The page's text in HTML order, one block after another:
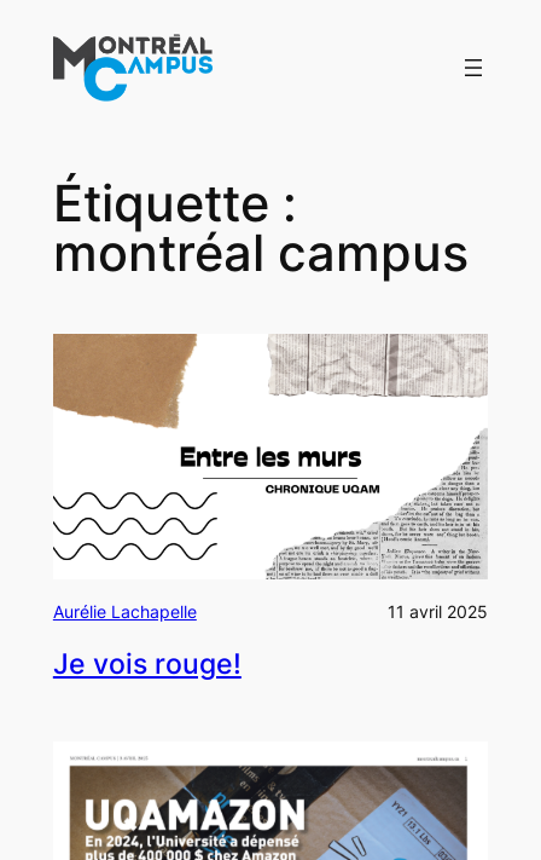
contenu
Étiquette :
montréal campus
Aurélie Lachapelle 11 avril 2025
Je vois rouge!